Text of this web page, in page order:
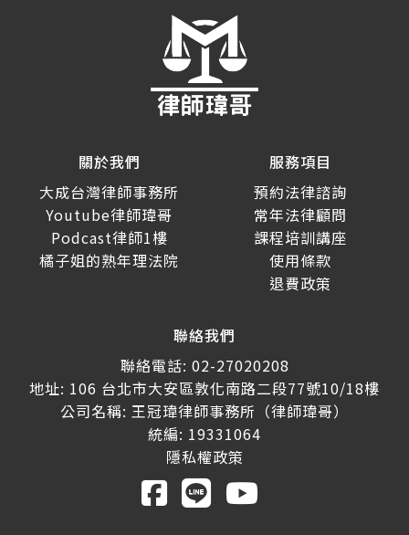
關於我們
大成台灣律師事務所
Youtube律師瑋哥
Podcast律師1樓
橘子姐的熟年理法院
服務項目
預約法律諮詢
常年法律顧問
課程培訓講座
使用條款
退費政策
聯絡我們
聯絡電話: 02-27020208
地址: 106 台北市大安區敦化南路二段77號10/18樓
公司名稱: 王冠瑋律師事務所（律師瑋哥）
統編: 19331064
隱私權政策